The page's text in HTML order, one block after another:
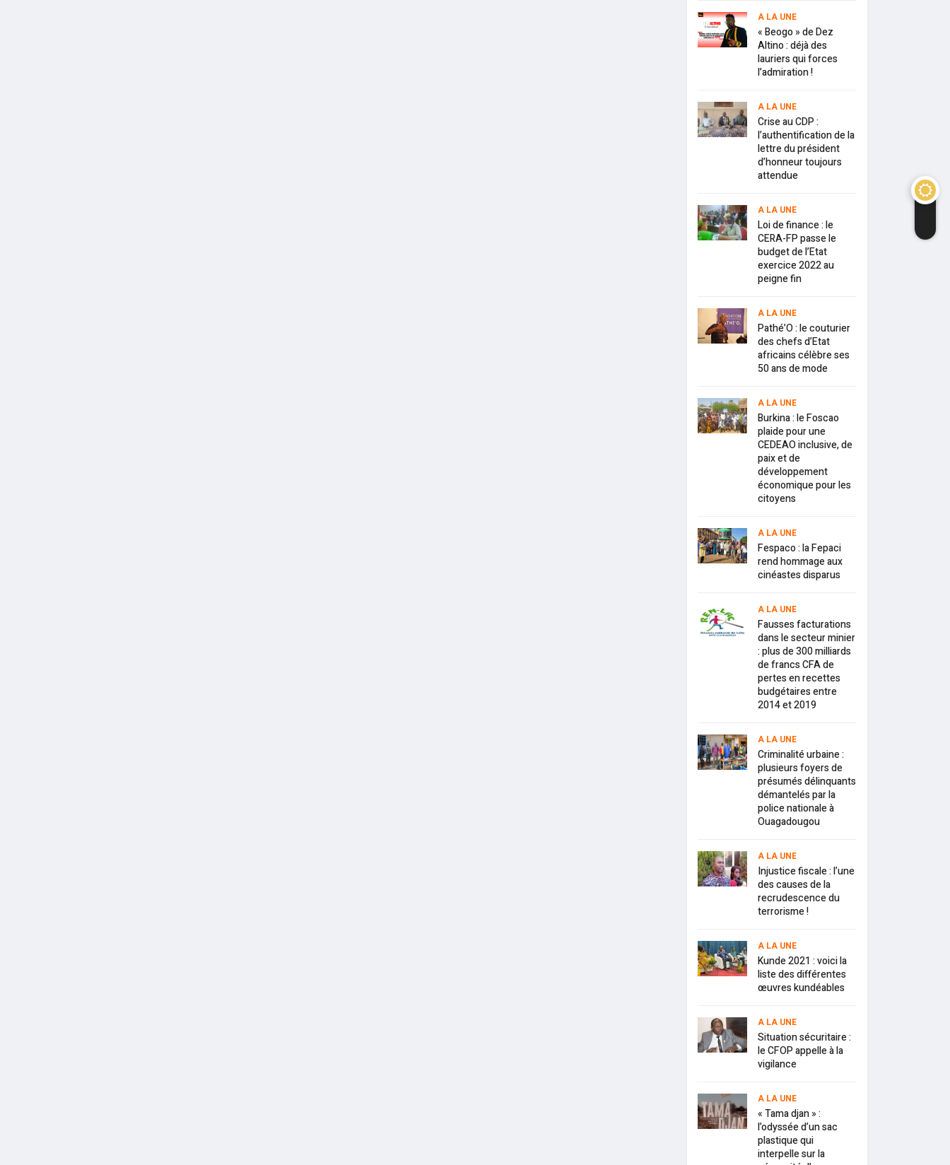
A LA UNE
« Beogo » de Dez
Altino : déjà des
lauriers qui forces
l’admiration !
A LA UNE
Crise au CDP :
l’authentification de la
lettre du président
d’honneur toujours
attendue
A LA UNE
Loi de finance : le
CERA-FP passe le
budget de l’Etat
exercice 2022 au
peigne fin
A LA UNE
Pathé’O : le couturier
des chefs d’Etat
africains célèbre ses
50 ans de mode
A LA UNE
Burkina : le Foscao
plaide pour une
CEDEAO inclusive, de
paix et de
développement
économique pour les
citoyens
A LA UNE
Fespaco : la Fepaci
rend hommage aux
cinéastes disparus
A LA UNE
Fausses facturations
dans le secteur minier
: plus de 300 milliards
de francs CFA de
pertes en recettes
budgétaires entre
2014 et 2019
A LA UNE
Criminalité urbaine :
plusieurs foyers de
présumés délinquants
démantelés par la
police nationale à
Ouagadougou
A LA UNE
Injustice fiscale : l’une
des causes de la
recrudescence du
terrorisme !
A LA UNE
Kunde 2021 : voici la
liste des différentes
œuvres kundéables
A LA UNE
Situation sécuritaire :
le CFOP appelle à la
vigilance
A LA UNE
« Tama djan » :
l’odyssée d’un sac
plastique qui
interpelle sur la